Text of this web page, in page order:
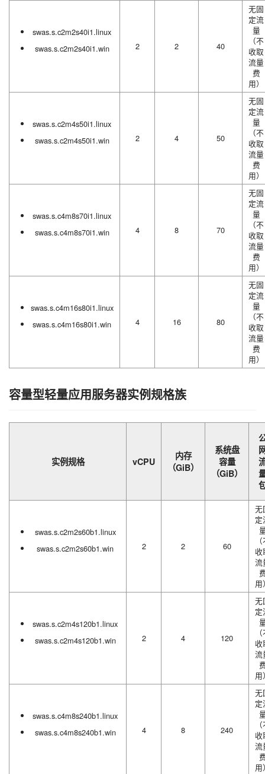
swas.s.c2m2s40i1.linux
swas.s.c2m2s40i1.win
2 2 40
无固
定流
量
（不
收取
流量
费
用）
swas.s.c2m4s50i1.linux
swas.s.c2m4s50i1.win
2 4 50
无固
定流
量
（不
收取
流量
费
用）
swas.s.c4m8s70i1.linux
swas.s.c4m8s70i1.win
4 8 70
无固
定流
量
（不
收取
流量
费
用）
swas.s.c4m16s80i1.linux
swas.s.c4m16s80i1.win
4 16 80
无固
定流
量
（不
收取
流量
费
用）
容量型轻量应用服务器实例规格族
实例规格 vCPU
内存
（GiB）
系统盘
容量
（GiB）
swas.s.c2m2s60b1.linux
swas.s.c2m2s60b1.win
2 2 60
无
定
收
流
用
swas.s.c2m4s120b1.linux
swas.s.c2m4s120b1.win
2 4 120
无
定
收
流
用
swas.s.c4m8s240b1.linux
swas.s.c4m8s240b1.win
4 8 240
无
定
收
流
用